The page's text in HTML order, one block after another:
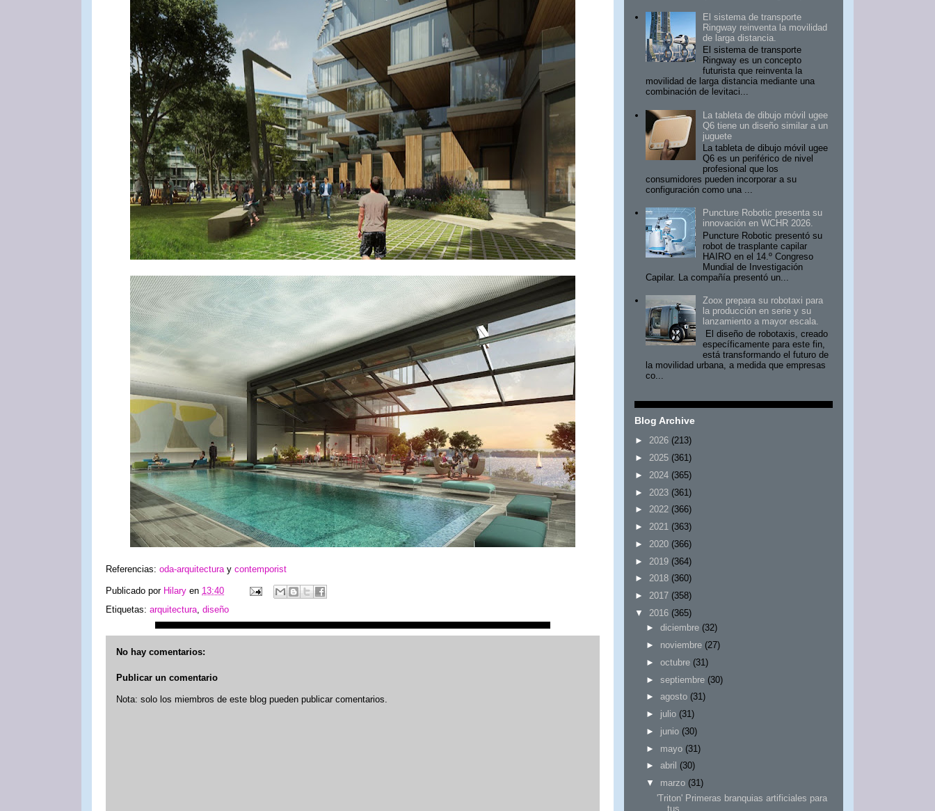
Referencias: oda-arquitecturay contemporist
Publicado por Hilary en 13:40
Etiquetas: arquitectura, diseño
No hay comentarios:
Publicar un comentario
Nota: solo los miembros de este blog pueden publicar comentarios.
El sistema de transporte
Ringway reinventa la movilidad
de larga distancia.
El sistema de transporte
Ringway es un concepto
futurista que reinventa la
movilidad de larga distancia mediante una
combinación de levitaci...
La tableta de dibujo móvil ugee
Q6 tiene un diseño similar a un
juguete
La tableta de dibujo móvil ugee
Q6 es un periférico de nivel
profesional que los
consumidores pueden incorporar a su
configuración como una ...
Puncture Robotic presenta su
innovación en WCHR 2026.
Puncture Robotic presentó su
robot de trasplante capilar
HAIRO en el 14.º Congreso
Mundial de Investigación
Capilar. La compañía presentó un...
Zoox prepara su robotaxi para
la producción en serie y su
lanzamiento a mayor escala.
El diseño de robotaxis, creado
específicamente para este fin,
está transformando el futuro de
la movilidad urbana, a medida que empresas
co...
Blog Archive
► 2026 (213)
► 2025 (361)
► 2024 (365)
► 2023 (361)
► 2022 (366)
► 2021 (363)
► 2020 (366)
► 2019 (364)
► 2018 (360)
► 2017 (358)
▼
2016 (365)
► diciembre (32)
► noviembre (27)
► octubre (31)
► septiembre (30)
► agosto (31)
► julio (31)
► junio (30)
► mayo (31)
► abril (30)
▼
marzo (31)
'Triton' Primeras branquias artificiales para
tus...